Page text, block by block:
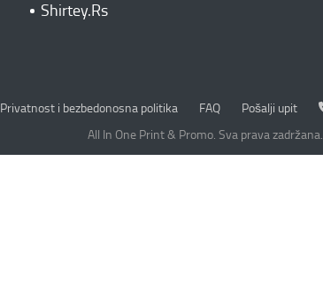
Shirtey.Rs
Privatnost i bezbedonosna politika
Privatnost i bezbedonosna politika FAQ Pošalji upit
All In One Print & Promo. Sva prava zadržana.